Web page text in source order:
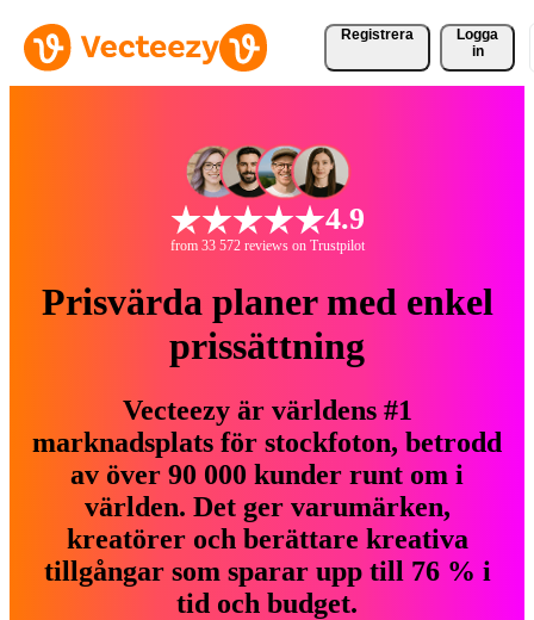
Registrera
Logga
in
4.9
from 33 572 reviews on Trustpilot
Prisvärda planer med enkel
prissättning
Vecteezy är världens #1
marknadsplats för stockfoton, betrodd
av över 90 000 kunder runt om i
världen. Det ger varumärken,
kreatörer och berättare kreativa
tillgångar som sparar upp till 76 % i
tid och budget.